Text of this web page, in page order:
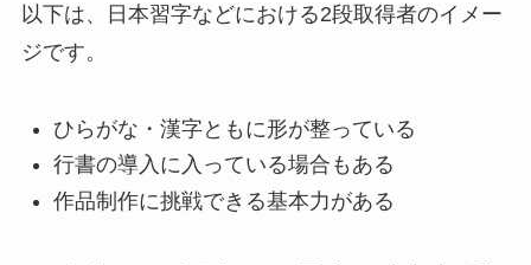
以下は、日本習字などにおける2段取得者のイメー
ジです。
ひらがな・漢字ともに形が整っている
行書の導入に入っている場合もある
作品制作に挑戦できる基本力がある